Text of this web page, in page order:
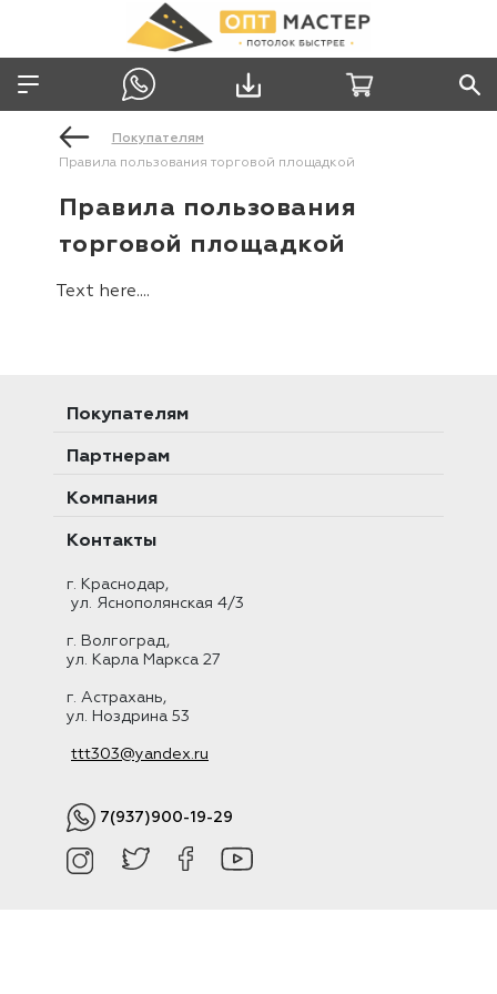
Покупателям
Правила пользования торговой площадкой
Правила пользования
торговой площадкой
Text here....
Покупателям
Партнерам
Компания
Контакты
г. Краснодар,
ул. Яснополянская 4/3
г. Волгоград,
ул. Карла Маркса 27
г. Астрахань,
ул. Ноздрина 53
ttt303@yandex.ru
7(937)900-19-29